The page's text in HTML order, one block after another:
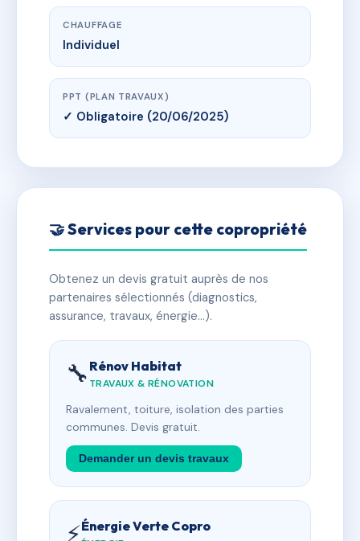
CHAUFFAGE
Individuel
PPT (PLAN TRAVAUX)
✓ Obligatoire (20/06/2025)
🤝 Services pour cette copropriété
Obtenez un devis gratuit auprès de nos
partenaires sélectionnés (diagnostics,
assurance, travaux, énergie…).
🔧 Rénov Habitat
TRAVAUX & RÉNOVATION
Ravalement, toiture, isolation des parties
communes. Devis gratuit.
Demander un devis travaux
⚡Énergie Verte Copro